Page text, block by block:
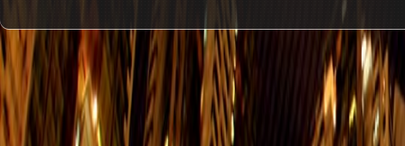
展覽廳 每日（逢星期二休息）：上午十時
只適用於有展覽舉行期間